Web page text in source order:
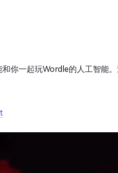
你一起玩Wordle的人工智能